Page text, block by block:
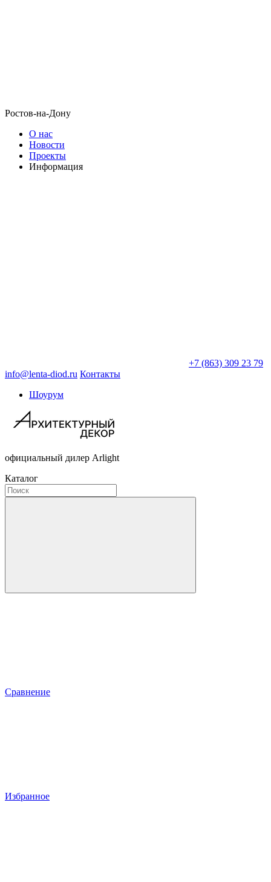
Ростов-на-Дону
О нас
Новости
Проекты
Информация
+7 (863) 309 23 79
info@lenta-diod.ru Контакты
Шоурум
официальный дилер Arlight
Каталог
Сравнение
Избранное